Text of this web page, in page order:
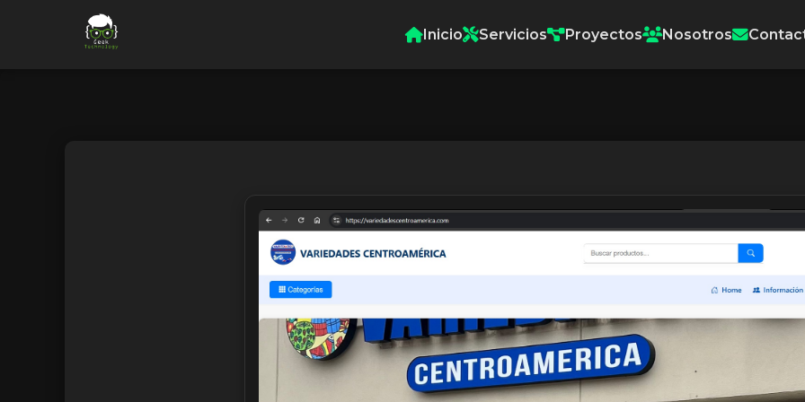
Inicio Servicios Proyectos Nosotros